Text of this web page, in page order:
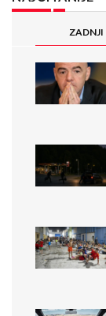
ZADNJI